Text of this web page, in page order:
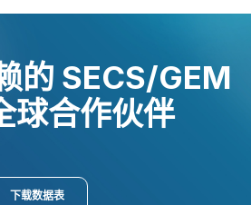
的 SECS/GEM
球合作伙伴
下载数据表